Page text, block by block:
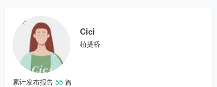
Cici
植提桥
累计发布报告 55 篇